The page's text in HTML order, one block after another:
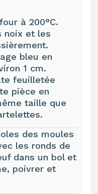
à 200°C.
noix et les
bleu en
1 cm.
feuilletée
pièce en
taille que
des moules
les ronds de
dans un bol et
poivrer et